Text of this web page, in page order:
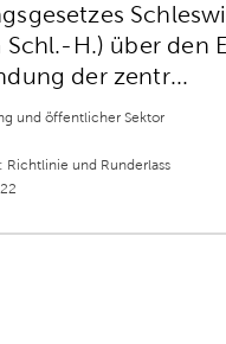
Schl.-H.) über den
der zentr...
und öffentlicher Sektor
Richtlinie und Runderlass